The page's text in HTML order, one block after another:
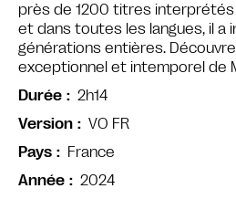
près de 1200 titres
et dans toutes les langues, il a
générations entières.
exceptionnel et intemporel de
Durée
2h14
Version
VO FR
Pays
France
Année
2024